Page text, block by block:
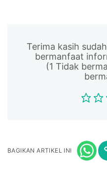
Terima kasih
bermanfaat
(1 Tidak
BAGIKAN ARTIKEL INI